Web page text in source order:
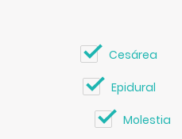
Cesárea
Epidural
Molestia